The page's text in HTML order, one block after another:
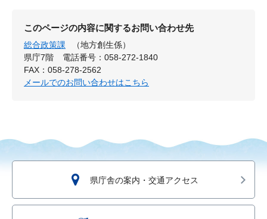
このページの内容に関するお問い合わせ先
総合政策課
（地方創生係）
県庁7階
電話番号：058-272-1840
FAX：058-278-2562
メールでのお問い合わせはこちら
県庁舎の案内・交通アクセス